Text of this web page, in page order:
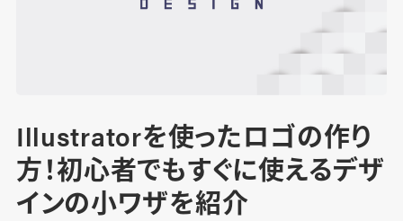
Illustratorを使ったロゴの作り
方！初心者でもすぐに使えるデザ
インの小ワザを紹介